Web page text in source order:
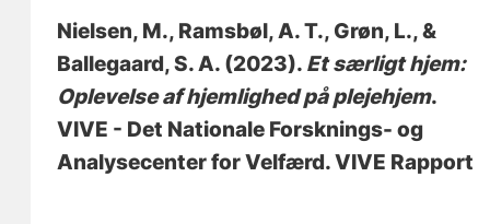
Nielsen, M., Ramsbøl, A. T., Grøn, L., &
Ballegaard, S. A. (2023). Et særligt hjem:
Oplevelse af hjemlighed på plejehjem.
VIVE - Det Nationale Forsknings- og
Analysecenter for Velfærd. VIVE Rapport